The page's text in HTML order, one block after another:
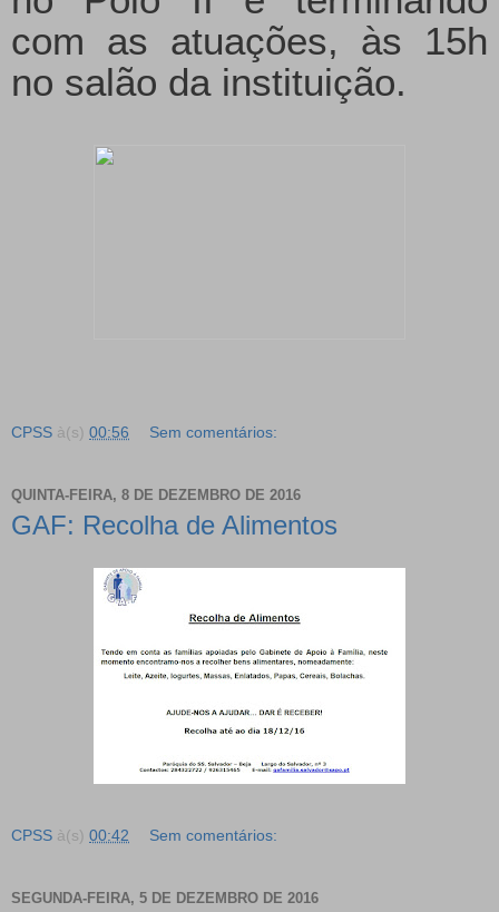
com as atuações, às 15h
no salão da instituição.
CPSS à(s) 00:56 Sem comentários:
QUINTA-FEIRA, 8 DE DEZEMBRO DE 2016
GAF: Recolha de Alimentos
CPSS à(s) 00:42 Sem comentários:
SEGUNDA-FEIRA, 5 DE DEZEMBRO DE 2016